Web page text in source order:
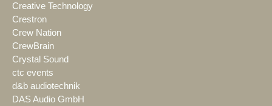
Creative Technology
Crestron
Crew Nation
CrewBrain
Crystal Sound
ctc events
d&b audiotechnik
DAS Audio GmbH